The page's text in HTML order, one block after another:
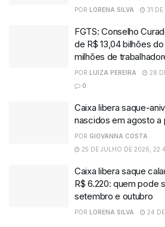
POR LORENA SILVA 31
FGTS: Conselho
de R$ 13,04 bilhões
milhões de
POR LUIZA PEREIRA
28
0
Caixa libera saque-
nascidos em agosto a
POR GIOVANNA COSTA
25 DE JULHO DE 2026,
Caixa libera saque
R$ 6.220: quem pode
setembro e outubro
POR LORENA SILVA 24